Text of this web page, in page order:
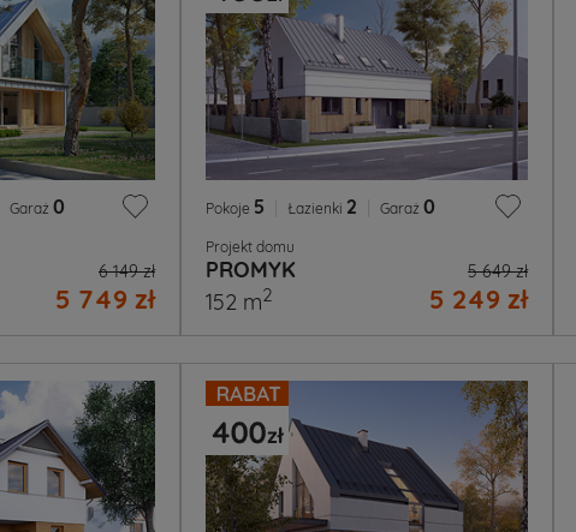
Garaż 0
6 149 zł
5 749 zł
Pokoje 5 Łazienki 2 Garaż 0
Projekt domu
PROMYK 5 649 zł
5 249 zł
152 m2